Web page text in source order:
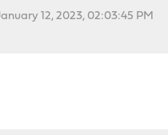
12, 2023, 02:03:45 PM